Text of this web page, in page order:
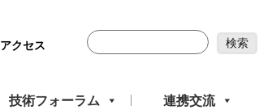
アクセス
技術フォーラム 連携交流